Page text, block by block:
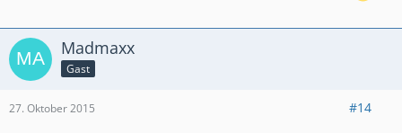
Madmaxx
Gast
27. Oktober 2015 #14